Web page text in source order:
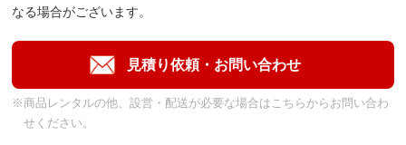
なる場合がございます。
※商品レンタルの他、設営・配送が必要な場合はこちらからお問い合わ
せください。